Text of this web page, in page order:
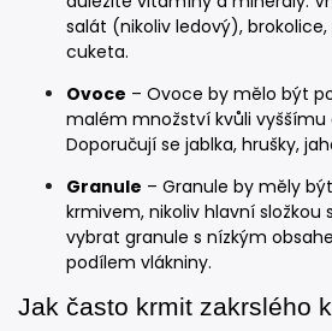
salát (nikoliv ledový),
cuketa.
Ovoce – Ovoce by mělo být
malém množství kvůli vyššímu
Doporučují se jablka, hrušky,
Granule – Granule by měly
krmivem, nikoliv hlavní složkou
vybrat granule s nízkým
podílem vlákniny.
Jak často krmit zakrslého